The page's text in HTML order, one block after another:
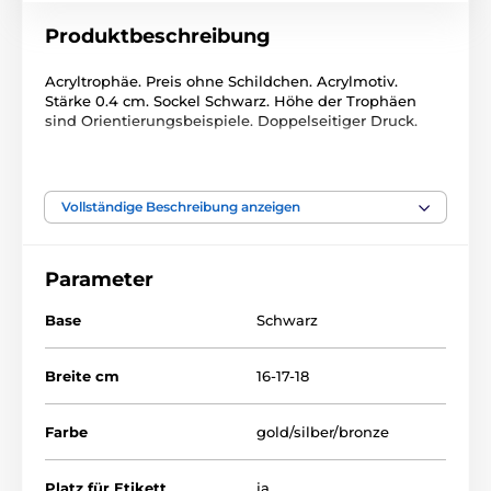
Produktbeschreibung
Acryltrophäe. Preis ohne Schildchen. Acrylmotiv.
Stärke 0.4 cm. Sockel Schwarz. Höhe der Trophäen
sind Orientierungsbeispiele. Doppelseitiger Druck.
Eiskunstlauf Wintersport
Vollständige Beschreibung anzeigen
Parameter
Base Schwarz
Breite cm 16-17-18
Farbe gold/silber/bronze